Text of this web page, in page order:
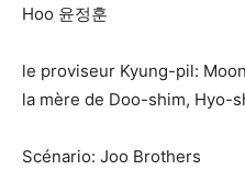
Hoo 윤정훈
le proviseur Kyung-pil:
la mère de Doo-shim, Hyo-
Scénario: Joo Brothers